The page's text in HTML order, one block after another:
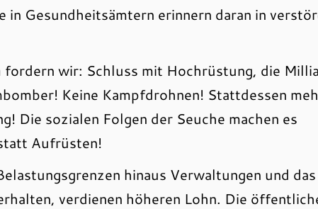
in Gesundheitsämtern erinnern daran in
fordern wir: Schluss mit Hochrüstung, die
Keine Kampfdrohnen! Stattdessen
Die sozialen Folgen der Seuche machen es
Aufrüsten!
hinaus Verwaltungen und das
verdienen höheren Lohn. Die